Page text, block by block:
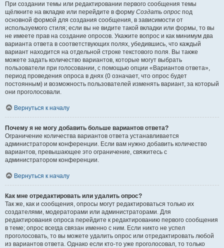
При создании темы или редактировании первого сообщения темы
щёлкните на вкладке или перейдите в форму Создать опрос под
основной формой для создания сообщения, в зависимости от
используемого стиля; если вы не видите такой вкладки или формы, то вы
не имеете прав на создание опросов. Укажите вопрос и как минимум два
варианта ответа в соответствующих полях, убедившись, что каждый
вариант находится на отдельной строке текстового поля. Вы также
можете задать количество вариантов, которые могут выбрать
пользователи при голосовании, с помощью опции «Вариантов ответа»,
период проведения опроса в днях (0 означает, что опрос будет
постоянным) и возможность пользователей изменять вариант, за который
они проголосовали.
Вернуться к началу
Почему я не могу добавить больше вариантов ответа?
Ограничение количества вариантов ответа устанавливается
администратором конференции. Если вам нужно добавить количество
вариантов, превышающее это ограничение, свяжитесь с
администратором конференции.
Вернуться к началу
Как мне отредактировать или удалить опрос?
Так же, как и сообщения, опросы могут редактироваться только их
создателями, модераторами или администраторами. Для
редактирования опроса перейдите к редактированию первого сообщения
в теме; опрос всегда связан именно с ним. Если никто не успел
проголосовать, то вы можете удалить опрос или отредактировать любой
из вариантов ответа. Однако если кто-то уже проголосовал, то только